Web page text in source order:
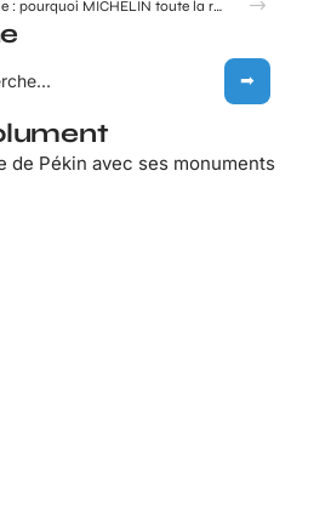
Entauvergne.fr destination ou offices de tourisme locaux : quel réflexe adopter ?